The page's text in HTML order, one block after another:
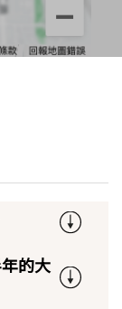
的大